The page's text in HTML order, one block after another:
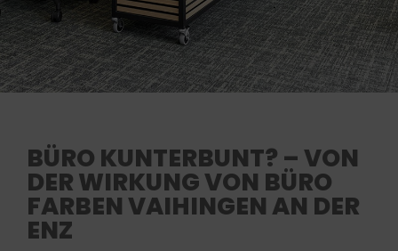
BÜRO KUNTERBUNT? – VON
DER WIRKUNG VON BÜRO
FARBEN VAIHINGEN AN DER
ENZ